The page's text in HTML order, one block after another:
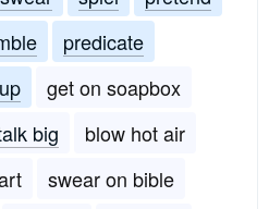
predicate
get on soapbox
big
blow hot air
swear on bible